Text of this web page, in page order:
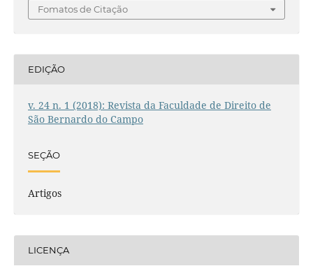
Fomatos de Citação
EDIÇÃO
v. 24 n. 1 (2018): Revista da Faculdade de Direito de
São Bernardo do Campo
SEÇÃO
Artigos
LICENÇA